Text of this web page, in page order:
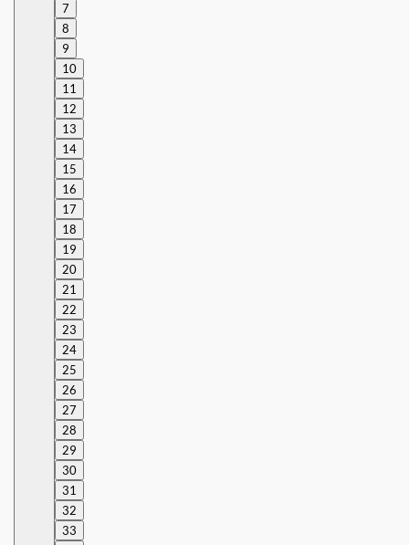
7
8
9
10
11
12
13
14
15
16
17
18
19
20
21
22
23
24
25
26
27
28
29
30
31
32
33